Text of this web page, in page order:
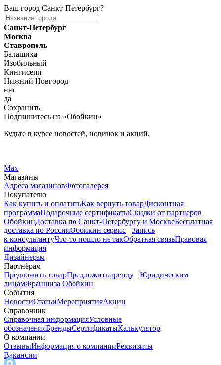
Ваш город Санкт-Петербург?
Санкт-Петербург
Москва
Ставрополь
Балашиха
Изобильный
Кингисепп
Нижний Новгород
нет
да
Сохранить
Подпишитесь на «Обойкин»
Будьте в курсе новостей, новинок и акций.
Max
Магазины
Адреса магазиновФотогалерея
Покупателю
Как купить и оплатитьКак вернуть товарДисконтная
программаПодарочные сертификатыСкидки от партнеров
ОбойкинДоставка по Санкт-Петербургу и МосквеБесплатная
доставка по РоссииОбойкин сервис
Запись
к консультантуЧто-то пошло не такОбратная связьПравовая
информация
Дизайнерам
Партнёрам
Предложить товарПредложить аренду
Юридическим
лицамФраншиза Обойкин
События
НовостиСтатьиМероприятияАкции
Справочник
Справочная информацияУсловные
обозначенияБрендыСертификатыКалькулятор
О компании
ОтзывыИнформация о компанииРеквизиты
Вакансии